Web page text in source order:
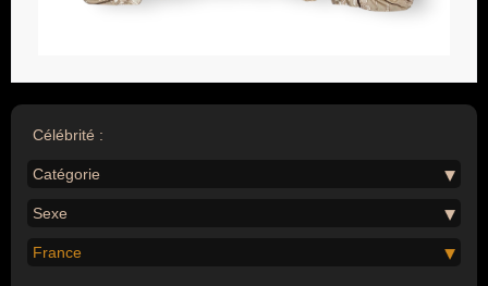
Célébrité :
Catégorie
Sexe
France